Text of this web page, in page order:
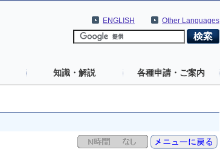
Other Languages
ENGLISH
知識・解説 各種申請・ご案内